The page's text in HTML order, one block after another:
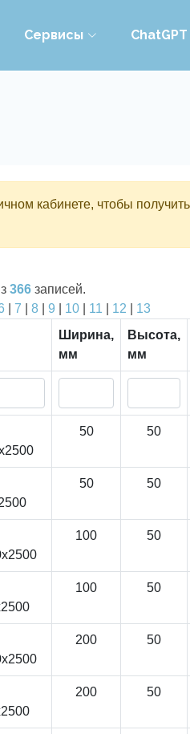
Сервисы ChatGPT
кабинете, чтобы
366 записей.
7 8| 9 10| 11 12
13
Ширина,
мм
Высота,
мм
50 50
50 50
100 50
100 50
200 50
200 50